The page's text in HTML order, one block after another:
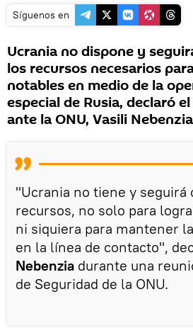
Síguenos en
Ucrania no dispone y
los recursos necesarios
notables en medio de la
especial de Rusia, declaró
ante la ONU, Vasili
"Ucrania no tiene y seguirá
recursos, no solo para
ni siquiera para mantener
en la línea de contacto",
Nebenzia durante una
de Seguridad de la ONU.